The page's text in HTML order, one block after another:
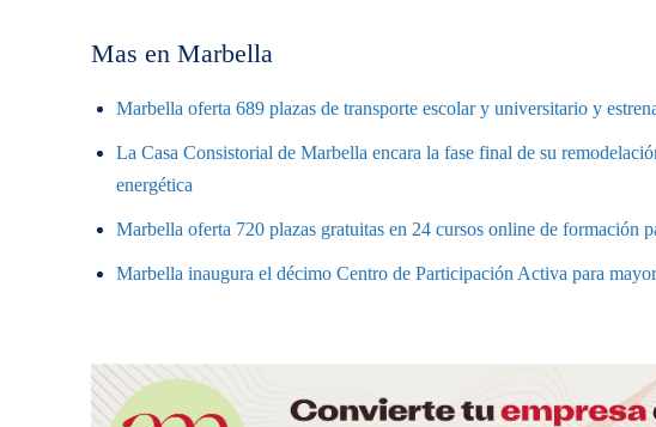
Mas en Marbella
Marbella oferta 689 plazas de transporte escolar y universitario y
La Casa Consistorial de Marbella encara la fase final de su
energética
Marbella oferta 720 plazas gratuitas en 24 cursos online de formación
Marbella inaugura el décimo Centro de Participación Activa para